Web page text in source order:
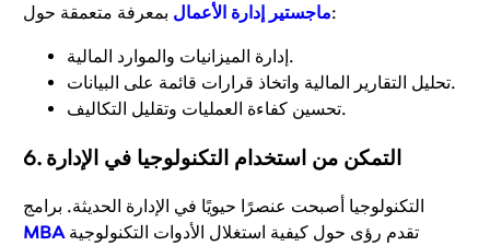
ماجستير إدارة الأعمالبمعرفة متعمقة حول:
إدارة الميزانيات والموارد المالية.
تحليل التقارير المالية واتخاذ قرارات قائمة على البيانات.
تحسين كفاءة العمليات وتقليل التكاليف.
6. التمكن من استخدام التكنولوجيا في الإدارة
التكنولوجيا أصبحت عنصرًا حيويًا في الإدارة الحديثة. برامج
MBAتقدم رؤى حول كيفية استغلال الأدوات التكنولوجية